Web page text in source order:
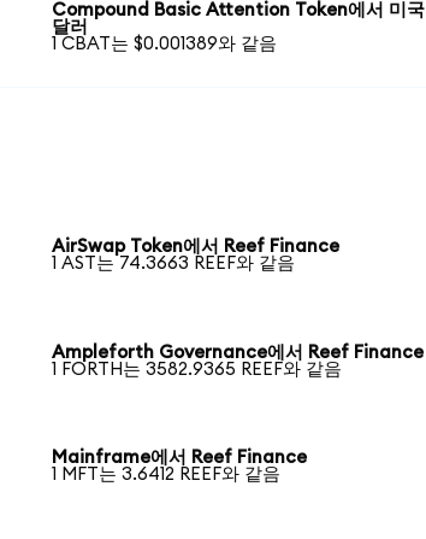
Compound Basic Attention Token에서 미국
달러
1 CBAT는 $0.001389와 같음
AirSwap Token에서 Reef Finance
1 AST는 74.3663 REEF와 같음
Ampleforth Governance에서 Reef Finance
1 FORTH는 3582.9365 REEF와 같음
Mainframe에서 Reef Finance
1 MFT는 3.6412 REEF와 같음